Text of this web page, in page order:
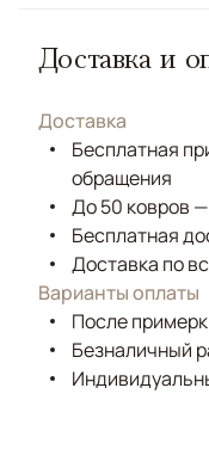
Доставка и
Доставка
Бесплатная
обращения
До 50 ковров
Бесплатная
Доставка по
Варианты оплаты
После
Безналичный